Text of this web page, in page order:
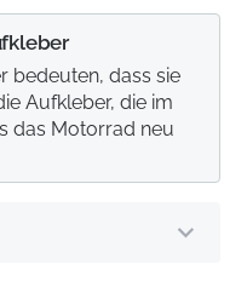
bedeuten, dass sie
Aufkleber, die im
das Motorrad neu